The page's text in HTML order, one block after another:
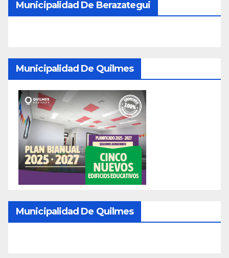
Municipalidad De Berazategui
Municipalidad De Quilmes
Municipalidad De Quilmes